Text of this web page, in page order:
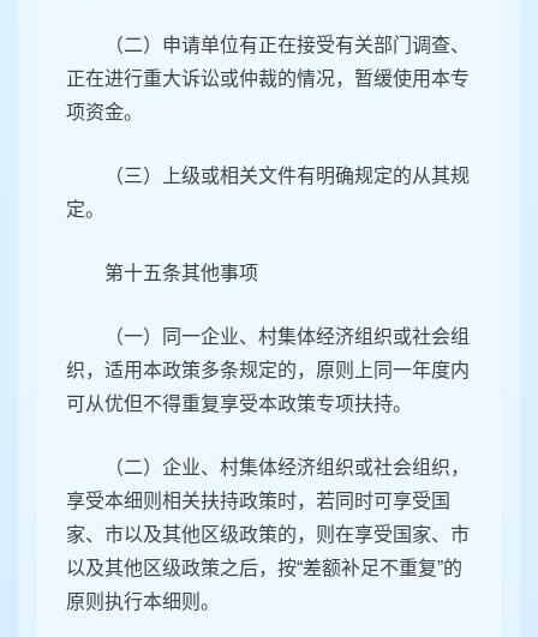
（二）申请单位有正在接受有关部门调查、
正在进行重大诉讼或仲裁的情况，暂缓使用本专
项资金。
（三）上级或相关文件有明确规定的从其规
定。
第十五条其他事项
（一）同一企业、村集体经济组织或社会组
织，适用本政策多条规定的，原则上同一年度内
可从优但不得重复享受本政策专项扶持。
（二）企业、村集体经济组织或社会组织，
享受本细则相关扶持政策时，若同时可享受国
家、市以及其他区级政策的，则在享受国家、市
以及其他区级政策之后，按“差额补足不重复”的
原则执行本细则。